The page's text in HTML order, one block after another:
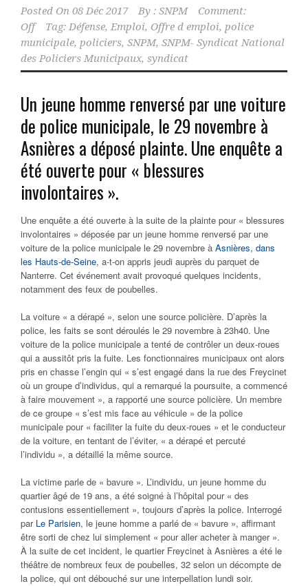
Posted On 08 Déc 2017 By : SNPM
Comment:
Off
Tag: Défense, Emploi, Offre d emploi, police
municipale, policiers, SNPM, SNPM- Syndicat National
des Policiers Municipaux, syndicat
Un jeune homme renversé par une voiture
de police municipale, le 29 novembre à
Asnières a déposé plainte. Une enquête a
été ouverte pour « blessures
involontaires ».
Une enquête a été ouverte à la suite de la plainte pour « blessures
involontaires » déposée par un jeune homme renversé par une
voiture de la police municipale le 29 novembre à Asnières, dans
les Hauts-de-Seine, a-t-on appris jeudi auprès du parquet de
Nanterre. Cet événement avait provoqué quelques incidents,
notamment des feux de poubelles.
La voiture « a dérapé », selon une source policière. D’après la
police, les faits se sont déroulés le 29 novembre à 23h40. Une
voiture de la police municipale a tenté de contrôler un deux-roues
qui a aussitôt pris la fuite. Les fonctionnaires municipaux ont alors
pris en chasse l’engin qui « s’est engagé dans la rue des Freycinet
où un groupe d’individus, qui a remarqué la poursuite, a commencé
à faire mouvement », a rapporté une source policière. Un membre
de ce groupe « s’est mis face au véhicule » de la police
municipale pour « faciliter la fuite du deux-roues » et le conducteur
de la voiture, en tentant de l’éviter, « a dérapé et percuté
l’individu », a détaillé la même source.
La victime parle de « bavure ». L’individu, un jeune homme du
quartier âgé de 19 ans, a été soigné à l’hôpital pour « des
contusions essentiellement », toujours d’après la police. Interrogé
par Le Parisien, le jeune homme a parlé de « bavure », affirmant
être sorti de chez lui simplement « pour aller acheter à manger ».
À la suite de cet incident, le quartier Freycinet à Asnières a été le
théâtre de nombreux feux de poubelles, 32 selon un décompte de
la police, qui ont débouché sur une interpellation lundi soir.